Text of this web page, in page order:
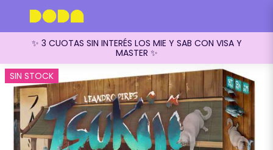
✨ 3 CUOTAS SIN INTERÉS LOS MIE Y SAB CON VISA Y
MASTER ✨
SIN STOCK